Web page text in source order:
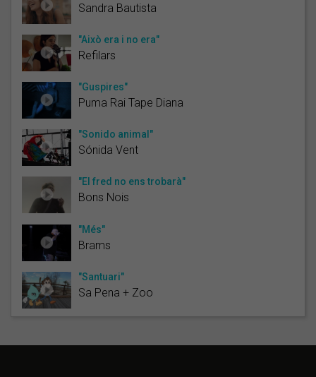
Sandra Bautista
"Això era i no era"
Refilars
"Guspires"
Puma Rai Tape Diana
"Sonido animal"
Sónida Vent
"El fred no ens trobarà"
Bons Nois
"Més"
Brams
"Santuari"
Sa Pena + Zoo